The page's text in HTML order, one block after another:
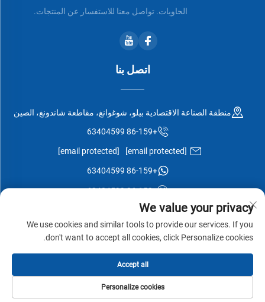
الحاويات. تواصل معنا للاستفسار عن المنتجات.
اتصل بنا
منطقة الصناعة الاقتصادية بيلو، شوغوانغ، مقاطعة شاندونغ، الصين
+86-159 63404599
[email protected]
[email protected]
+86-159 63404599
+86-159 63404599
الخصوصية -مدونة
We value your privacy
We use cookies and similar tools to provide our services. If you
don't want to accept all cookies, click Personalize cookies.
Personalize cookies
Accept all